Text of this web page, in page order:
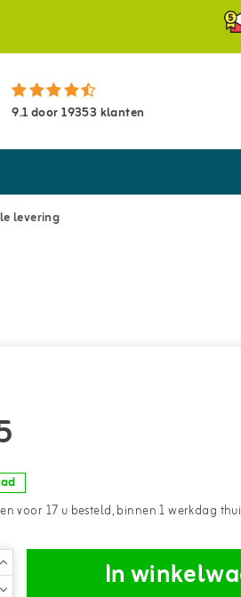
9.1door19353 klanten
levering
voor 17 u besteld, binnen 1 werkdag
In